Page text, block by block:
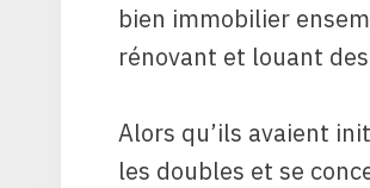
bien immobilier
rénovant et louant
Alors qu’ils avaient
les doubles et se